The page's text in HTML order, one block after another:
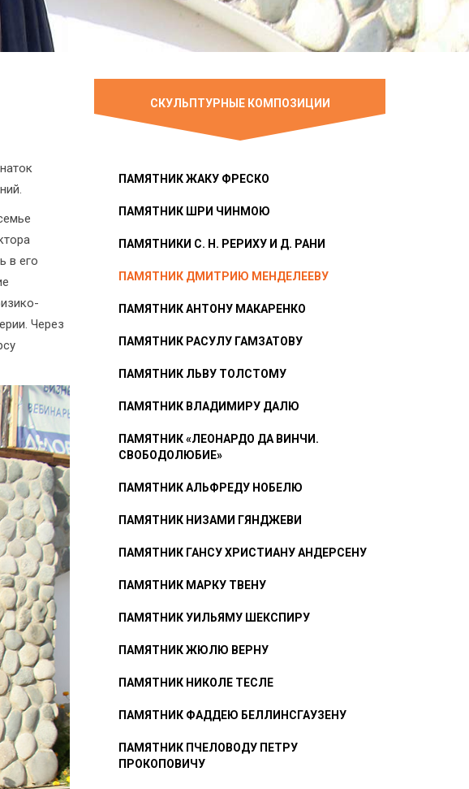
в его
Через
СКУЛЬПТУРНЫЕ КОМПОЗИЦИИ
ПАМЯТНИК ЖАКУ ФРЕСКО
ПАМЯТНИК ШРИ ЧИНМОЮ
ПАМЯТНИКИ С. Н. РЕРИХУ И Д. РАНИ
ПАМЯТНИК ДМИТРИЮ МЕНДЕЛЕЕВУ
ПАМЯТНИК АНТОНУ МАКАРЕНКО
ПАМЯТНИК РАСУЛУ ГАМЗАТОВУ
ПАМЯТНИК ЛЬВУ ТОЛСТОМУ
ПАМЯТНИК ВЛАДИМИРУ ДАЛЮ
ПАМЯТНИК «ЛЕОНАРДО ДА ВИНЧИ.
СВОБОДОЛЮБИЕ»
ПАМЯТНИК АЛЬФРЕДУ НОБЕЛЮ
ПАМЯТНИК НИЗАМИ ГЯНДЖЕВИ
ПАМЯТНИК ГАНСУ ХРИСТИАНУ АНДЕРСЕНУ
ПАМЯТНИК МАРКУ ТВЕНУ
ПАМЯТНИК УИЛЬЯМУ ШЕКСПИРУ
ПАМЯТНИК ЖЮЛЮ ВЕРНУ
ПАМЯТНИК НИКОЛЕ ТЕСЛЕ
ПАМЯТНИК ФАДДЕЮ БЕЛЛИНСГАУЗЕНУ
ПАМЯТНИК ПЧЕЛОВОДУ ПЕТРУ
ПРОКОПОВИЧУ